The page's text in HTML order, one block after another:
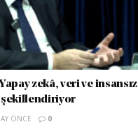
zekâ, veri ve
şekillendiriyor
ÖNCE 0